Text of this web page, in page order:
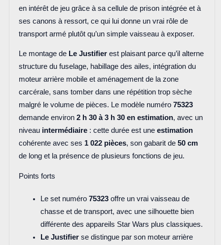
en intérêt de jeu grâce à sa cellule de prison intégrée et à
ses canons à ressort, ce qui lui donne un vrai rôle de
transport armé plutôt qu’un simple vaisseau à exposer.
Le montage de Le Justifierest plaisant parce qu’il alterne
structure du fuselage, habillage des ailes, intégration du
moteur arrière mobile et aménagement de la zone
carcérale, sans tomber dans une répétition trop sèche
malgré le volume de pièces. Le modèle numéro 75323
demande environ 2 h 30 à 3 h 30 en estimation, avec un
niveau intermédiaire: cette durée est une estimation
cohérente avec ses 1 022 pièces, son gabarit de 50 cm
de long et la présence de plusieurs fonctions de jeu.
Points forts
Le set numéro 75323offre un vrai vaisseau de
chasse et de transport, avec une silhouette bien
différente des appareils Star Wars plus classiques.
Le Justifierse distingue par son moteur arrière